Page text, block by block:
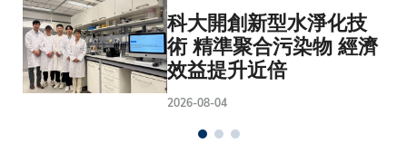
科大開創新型水淨化技
術 精準聚合污染物 經濟
效益提升近倍
2026-08-04